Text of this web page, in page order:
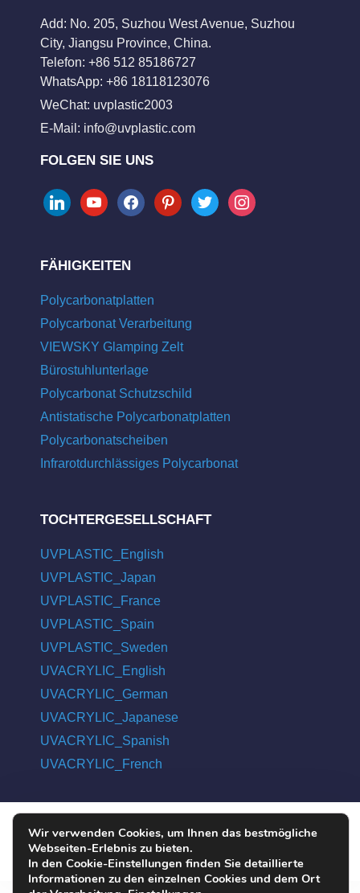
Add: No. 205, Suzhou West Avenue, Suzhou
City, Jiangsu Province, China.
Telefon: +86 512 85186727
WhatsApp: +86 18118123076
WeChat: uvplastic2003
E-Mail: info@uvplastic.com
FOLGEN SIE UNS
linkedinyoutubefacebookpinteresttwitter instagram
FÄHIGKEITEN
Polycarbonatplatten
Polycarbonat Verarbeitung
VIEWSKY Glamping Zelt
Bürostuhlunterlage
Polycarbonat Schutzschild
Antistatische Polycarbonatplatten
Polycarbonatscheiben
Infrarotdurchlässiges Polycarbonat
TOCHTERGESELLSCHAFT
UVPLASTIC_English
UVPLASTIC_Japan
UVPLASTIC_France
UVPLASTIC_Spain
UVPLASTIC_Sweden
UVACRYLIC_English
UVACRYLIC_German
UVACRYLIC_Japanese
UVACRYLIC_Spanish
UVACRYLIC_French
COPYRIGHT © 2004 - 2026 UVPLASTIC MATERIAL TECHNOLOGY
CO., LTD. ALL RIGHTS RESERVED
Wir verwenden Cookies, um Ihnen das bestmögliche
Webseiten-Erlebnis zu bieten.
In den Cookie-Einstellungen finden Sie detaillierte
Informationen zu den einzelnen Cookies und dem Ort